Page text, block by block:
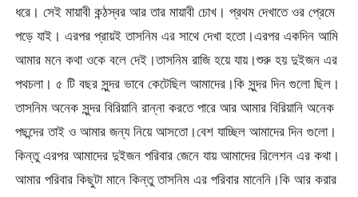
ধরে। সেই মায়াবী কন্ঠস্বর আর তার মায়াবী চোখ। প্রথম দেখাতে ওর প্রেমে
পড়ে যাই। এরপর প্রায়ই তাসনিম এর সাথে দেখা হতো।এরপর একদিন আমি
আমার মনে কথা ওকে বলে দেই।তাসনিম রাজি হয়ে যায়।শুরু হয় দুইজন এর
পথচলা। ৫ টি বছর সুন্দর ভাবে কেটেছিল আমাদের।কি সুন্দর দিন গুলো ছিল।
তাসনিম অনেক সুন্দর বিরিয়ানি রান্না করতে পারে আর আমার বিরিয়ানি অনেক
পছন্দের তাই ও আমার জন্য নিয়ে আসতো।বেশ যাচ্ছিল আমাদের দিন গুলো।
কিন্তু এরপর আমাদের দুইজন পরিবার জেনে যায় আমাদের রিলেশন এর কথা।
আমার পরিবার কিছুটা মানে কিন্তু তাসনিম এর পরিবার মানেনি।কি আর করার